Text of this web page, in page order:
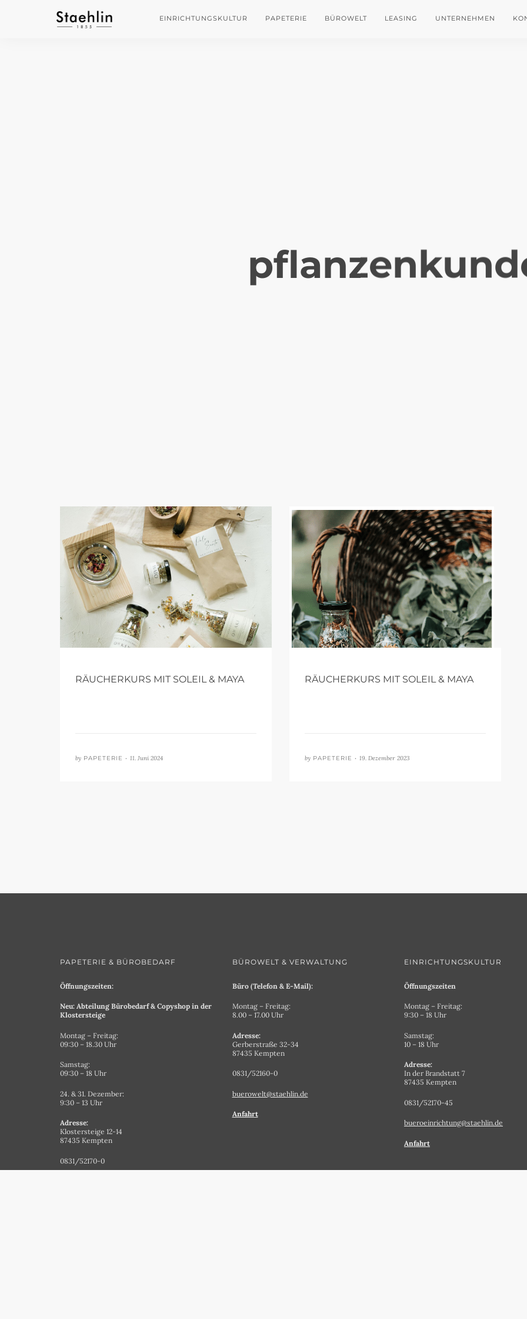
EINRICHTUNGSKULTUR PAPETERIE BÜROWELT LEASING UNTERNEHMEN
RÄUCHERKURS MIT SOLEIL & MAYA
by PAPETERIE • 11. Juni 2024
RÄUCHERKURS MIT SOLEIL & MAYA
by PAPETERIE • 19. Dezember 2023
PAPETERIE & BÜROBEDARF
Öffnungszeiten:
Neu: Abteilung Bürobedarf & Copyshop in der
Klostersteige
Montag – Freitag:
09:30 – 18.30 Uhr
Samstag:
09:30 – 18 Uhr
24. & 31. Dezember:
9:30 – 13 Uhr
Adresse:
Klostersteige 12-14
87435 Kempten
0831/52170-0
BÜROWELT & VERWALTUNG
Büro (Telefon & E-Mail):
Montag – Freitag:
8.00 – 17.00 Uhr
Adresse:
Gerberstraße 32-34
87435 Kempten
0831/52160-0
buerowelt@staehlin.de
Anfahrt
EINRICHTUNGSKULTUR
Öffnungszeiten
Montag – Freitag:
9:30 – 18 Uhr
Samstag:
10 – 18 Uhr
Adresse:
In der Brandstatt 7
87435 Kempten
0831/52170-45
bueroeinrichtung@staehlin.de
Anfahrt